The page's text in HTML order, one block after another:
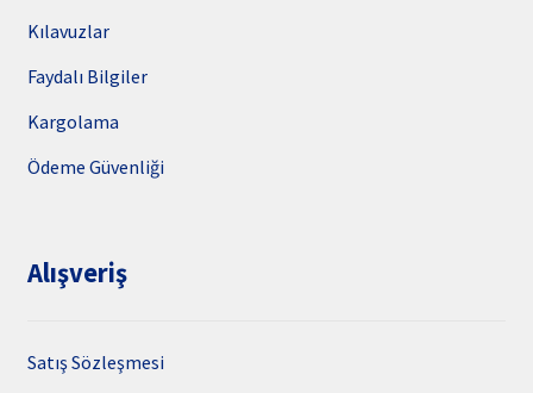
Kılavuzlar
Faydalı Bilgiler
Kargolama
Ödeme Güvenliği
Alışveriş
Satış Sözleşmesi